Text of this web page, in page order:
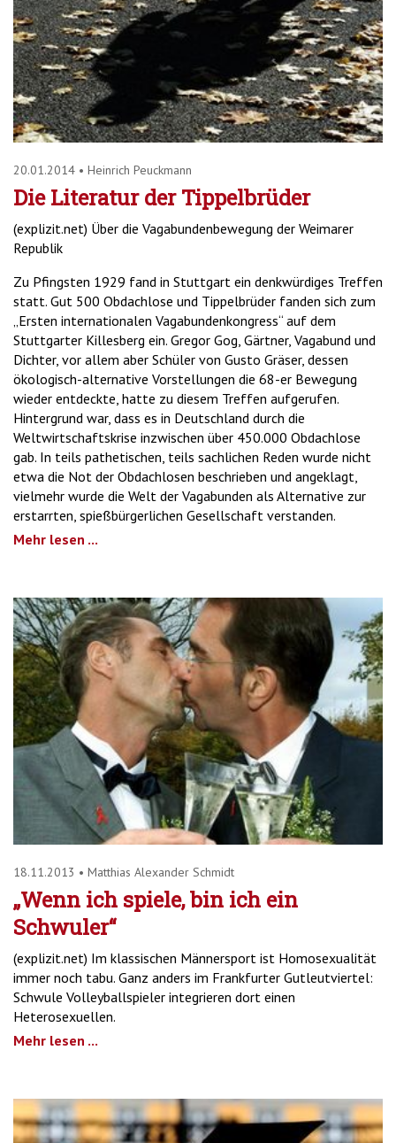
20.01.2014 • Heinrich Peuckmann
Die Literatur der Tippelbrüder
(explizit.net) Über die Vagabundenbewegung der Weimarer
Republik
Zu Pfingsten 1929 fand in Stuttgart ein denkwürdiges Treffen
statt. Gut 500 Obdachlose und Tippelbrüder fanden sich zum
„Ersten internationalen Vagabundenkongress“ auf dem
Stuttgarter Killesberg ein. Gregor Gog, Gärtner, Vagabund und
Dichter, vor allem aber Schüler von Gusto Gräser, dessen
ökologisch-alternative Vorstellungen die 68-er Bewegung
wieder entdeckte, hatte zu diesem Treffen aufgerufen.
Hintergrund war, dass es in Deutschland durch die
Weltwirtschaftskrise inzwischen über 450.000 Obdachlose
gab. In teils pathetischen, teils sachlichen Reden wurde nicht
etwa die Not der Obdachlosen beschrieben und angeklagt,
vielmehr wurde die Welt der Vagabunden als Alternative zur
erstarrten, spießbürgerlichen Gesellschaft verstanden.
Mehr lesen ...
18.11.2013 • Matthias Alexander Schmidt
„Wenn ich spiele, bin ich ein
Schwuler“
(explizit.net) Im klassischen Männersport ist Homosexualität
immer noch tabu. Ganz anders im Frankfurter Gutleutviertel:
Schwule Volleyballspieler integrieren dort einen
Heterosexuellen.
Mehr lesen ...